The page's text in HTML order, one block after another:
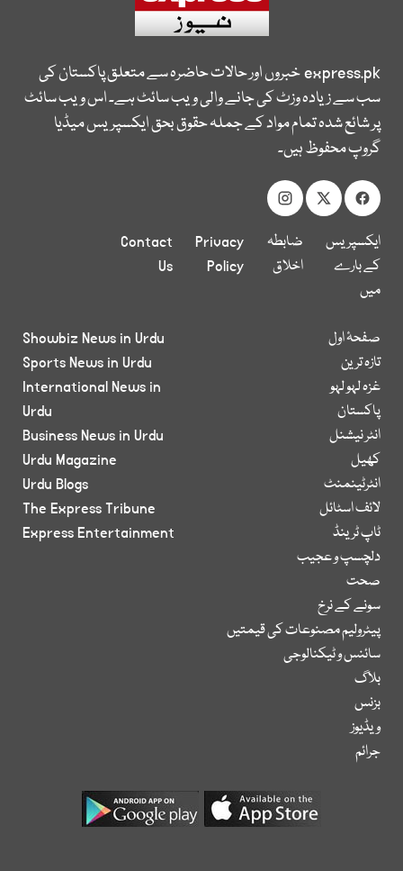
express.pkخبروں اور حالات حاضرہ سے متعلق پاکستان کی
سب سے زیادہ وزٹ کی جانے والی ویب سائٹ ہے۔ اس ویب سائٹ
پر شائع شدہ تمام مواد کے جملہ حقوق بحق ایکسپریس میڈیا
گروپ محفوظ ہیں۔
ایکسپریس
کے بارے
میں
ضابطہ
اخلاق
Privacy
Policy
Contact
Us
صفحۂ اول
تازہ ترین
غزہ لہو لہو
پاکستان
انٹر نیشنل
کھیل
انٹرٹینمنٹ
لائف اسٹائل
ٹاپ ٹرینڈ
دلچسپ و عجیب
صحت
سونے کے نرخ
پیٹرولیم مصنوعات کی قیمتیں
سائنس و ٹیکنالوجی
بلاگ
بزنس
ویڈیوز
جرائم
Showbiz News in Urdu
Sports News in Urdu
International News in
Urdu
Business News in Urdu
Urdu Magazine
Urdu Blogs
The Express Tribune
Express Entertainment